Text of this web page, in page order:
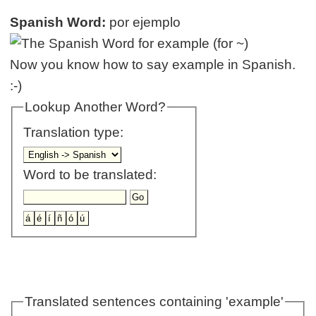
Spanish Word: por ejemplo
Now you know how to say example in Spanish.
:-)
Lookup Another Word?
Translation type:
Word to be translated:
Translated sentences containing 'example'